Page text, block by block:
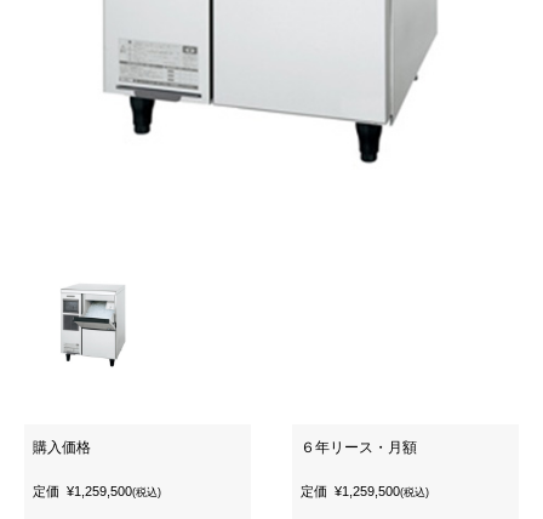
購入価格
定価 ¥1,259,500(税込)
６年リース・月額
定価 ¥1,259,500(税込)